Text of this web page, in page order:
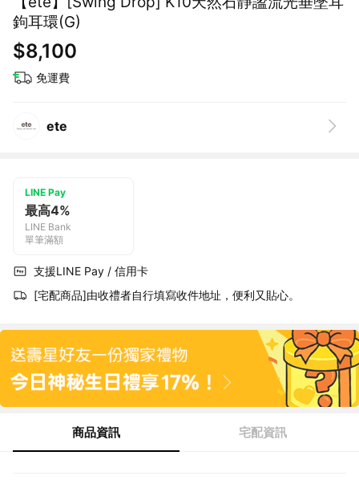
鉤耳環(G)
$8,100
免運費
ete
LINE Pay
最高4%
LINE Bank
單筆滿額
支援LINE Pay / 信用卡
[宅配商品]由收禮者自行填寫收件地址，便利又貼心。
商品資訊 宅配資訊